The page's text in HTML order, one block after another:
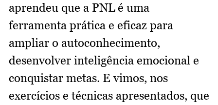
aprendeu que a PNL é uma
ferramenta prática e eficaz para
ampliar o autoconhecimento,
desenvolver inteligência emocional e
conquistar metas. E vimos, nos
exercícios e técnicas apresentados, que